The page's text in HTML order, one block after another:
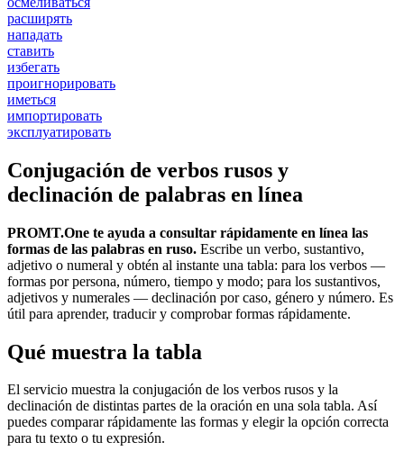
расширять
нападать
ставить
избегать
проигнорировать
иметься
импортировать
эксплуатировать
Conjugación de verbos rusos y
declinación de palabras en línea
PROMT.One te ayuda a consultar rápidamente en línea las
formas de las palabras en ruso. Escribe un verbo, sustantivo,
adjetivo o numeral y obtén al instante una tabla: para los verbos —
formas por persona, número, tiempo y modo; para los sustantivos,
adjetivos y numerales — declinación por caso, género y número. Es
útil para aprender, traducir y comprobar formas rápidamente.
Qué muestra la tabla
El servicio muestra la conjugación de los verbos rusos y la
declinación de distintas partes de la oración en una sola tabla. Así
puedes comparar rápidamente las formas y elegir la opción correcta
para tu texto o tu expresión.